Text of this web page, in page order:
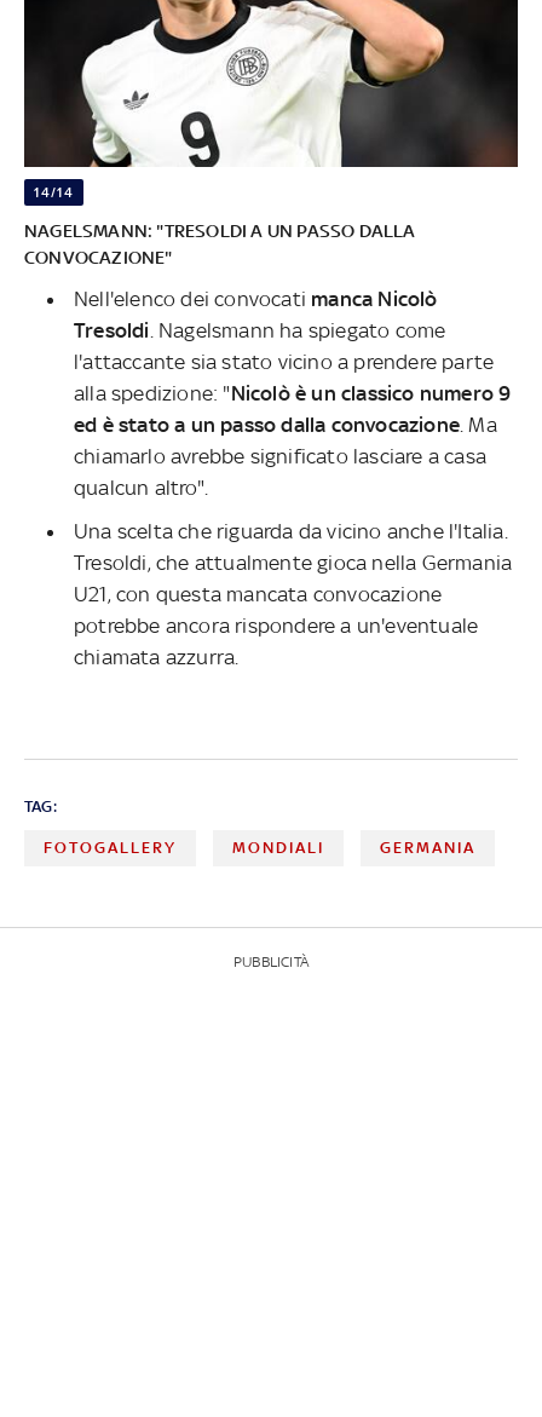
14/14
NAGELSMANN: "TRESOLDI A UN PASSO DALLA
CONVOCAZIONE"
Nell'elenco dei convocati manca Nicolò
Tresoldi. Nagelsmann ha spiegato come
l'attaccante sia stato vicino a prendere parte
alla spedizione: "Nicolò è un classico numero 9
ed è stato a un passo dalla convocazione. Ma
chiamarlo avrebbe significato lasciare a casa
qualcun altro".
Una scelta che riguarda da vicino anche l'Italia.
Tresoldi, che attualmente gioca nella Germania
U21, con questa mancata convocazione
potrebbe ancora rispondere a un'eventuale
chiamata azzurra.
TAG:
FOTOGALLERY MONDIALI GERMANIA
PUBBLICITÀ